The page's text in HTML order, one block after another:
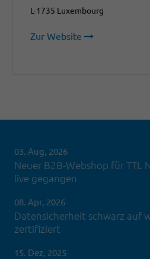
L-1735 Luxembourg
Zur Website
03. Aug, 2026
Neuer B2B-Webshop für TTL
live gegangen
08. Apr, 2026
Datensicherheit schwarz auf
zertifiziert
15. Dez, 2025